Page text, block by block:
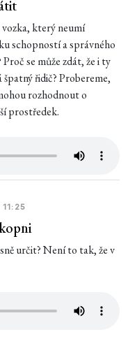
vozka, který neumí
schopností a správného
se může zdát, že i ty
řidič? Probereme,
rozhodnout o
prostředek.
určit? Není to tak, že v